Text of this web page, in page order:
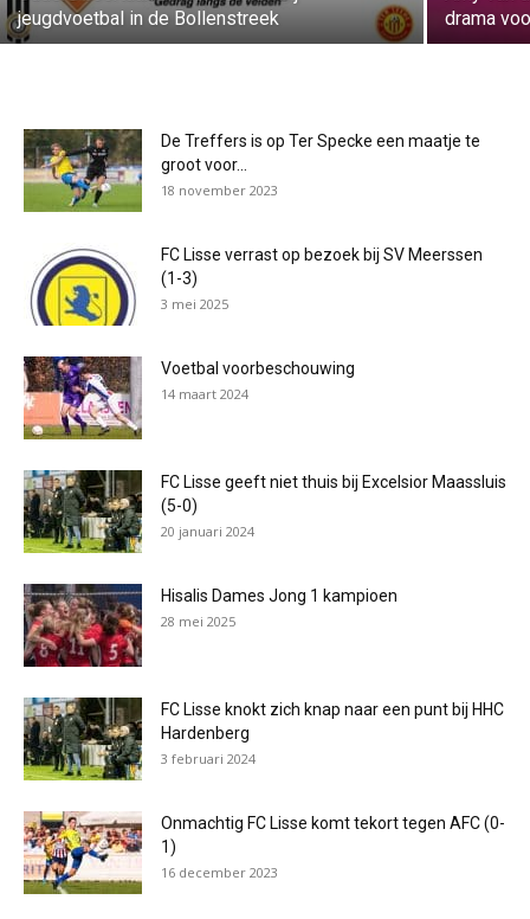
jeugdvoetbal in de Bollenstreek
drama
De Treffers is op Ter Specke een maatje te
groot voor...
18 november 2023
FC Lisse verrast op bezoek bij SV Meerssen
(1-3)
3 mei 2025
Voetbal voorbeschouwing
14 maart 2024
FC Lisse geeft niet thuis bij Excelsior Maassluis
(5-0)
20 januari 2024
Hisalis Dames Jong 1 kampioen
28 mei 2025
FC Lisse knokt zich knap naar een punt bij HHC
Hardenberg
3 februari 2024
Onmachtig FC Lisse komt tekort tegen AFC (0-
1)
16 december 2023